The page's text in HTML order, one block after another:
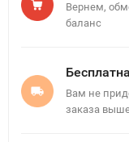
Вернем,
баланс
Вам не
заказа